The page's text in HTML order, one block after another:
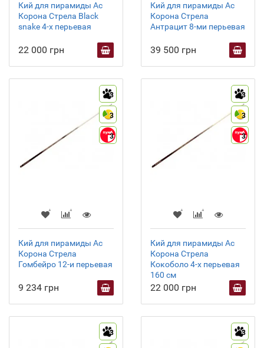
Кий для пирамиды Ас
Корона Стрела Black
snake 4-х перьевая
22 000 грн
Кий для пирамиды Ас
Корона Стрела
Антрацит 8-ми перьевая
39 500 грн
3
3
3
Кий для пирамиды Ас
Корона Стрела
Гомбейро 12-и перьевая
9 234 грн
3
3
3
Кий для пирамиды Ас
Корона Стрела
Кокоболо 4-х перьевая
160 см
22 000 грн
3 3